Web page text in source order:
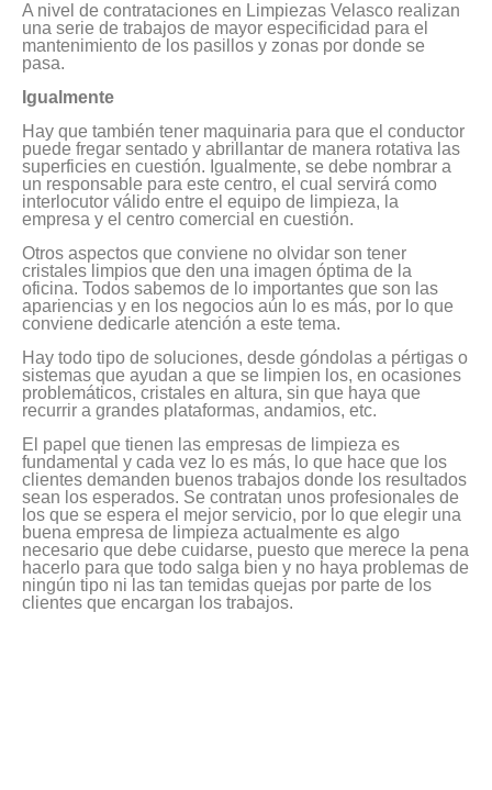
A nivel de contrataciones en Limpiezas Velasco realizan
una serie de trabajos de mayor especificidad para el
mantenimiento de los pasillos y zonas por donde se
pasa.
Igualmente
Hay que también tener maquinaria para que el conductor
puede fregar sentado y abrillantar de manera rotativa las
superficies en cuestión. Igualmente, se debe nombrar a
un responsable para este centro, el cual servirá como
interlocutor válido entre el equipo de limpieza, la
empresa y el centro comercial en cuestión.
Otros aspectos que conviene no olvidar son tener
cristales limpios que den una imagen óptima de la
oficina. Todos sabemos de lo importantes que son las
apariencias y en los negocios aún lo es más, por lo que
conviene dedicarle atención a este tema.
Hay todo tipo de soluciones, desde góndolas a pértigas o
sistemas que ayudan a que se limpien los, en ocasiones
problemáticos, cristales en altura, sin que haya que
recurrir a grandes plataformas, andamios, etc.
El papel que tienen las empresas de limpieza es
fundamental y cada vez lo es más, lo que hace que los
clientes demanden buenos trabajos donde los resultados
sean los esperados. Se contratan unos profesionales de
los que se espera el mejor servicio, por lo que elegir una
buena empresa de limpieza actualmente es algo
necesario que debe cuidarse, puesto que merece la pena
hacerlo para que todo salga bien y no haya problemas de
ningún tipo ni las tan temidas quejas por parte de los
clientes que encargan los trabajos.